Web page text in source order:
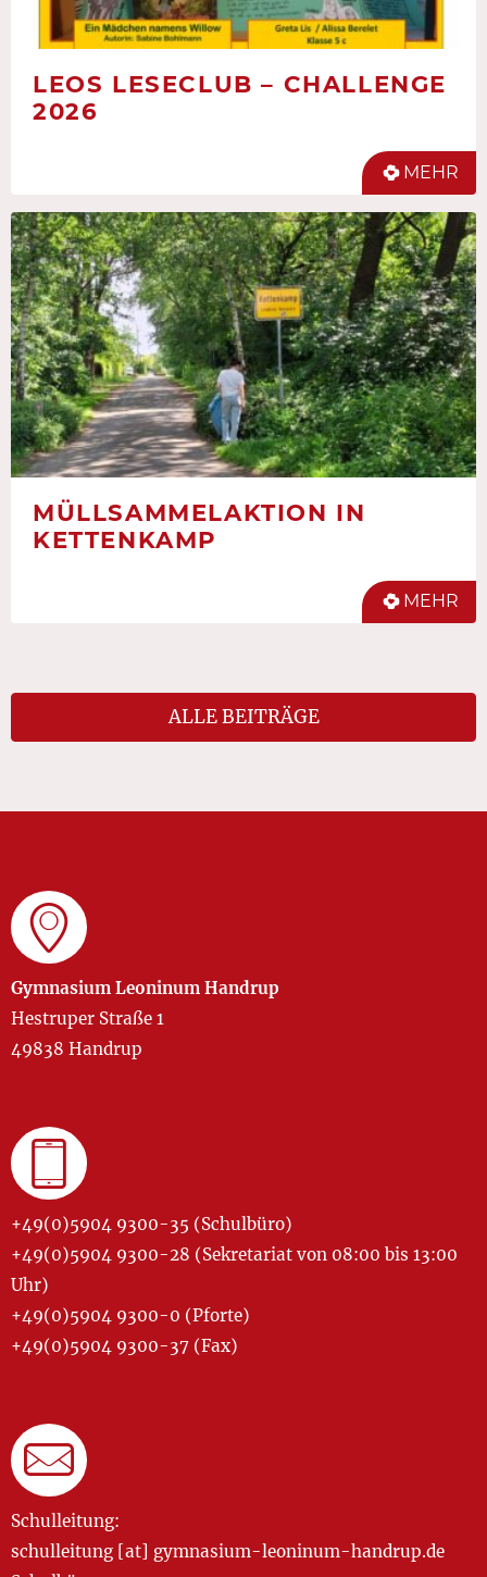
LEOS LESECLUB – CHALLENGE
2026
MEHR
MÜLLSAMMELAKTION IN
KETTENKAMP
MEHR
ALLE BEITRÄGE
Gymnasium Leoninum Handrup
Hestruper Straße 1
49838 Handrup
+49(0)5904 9300-35 (Schulbüro)
+49(0)5904 9300-28 (Sekretariat von 08:00 bis 13:00
Uhr)
+49(0)5904 9300-0 (Pforte)
+49(0)5904 9300-37 (Fax)
Schulleitung:
schulleitung [at] gymnasium-leoninum-handrup.de